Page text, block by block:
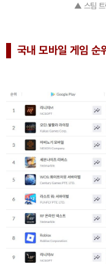
▲ 스팀 트
국내 모바일 게임 순